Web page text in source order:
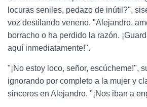
locuras seniles, pedazo de inútil?",
voz destilando veneno. "Alejandro,
borracho o ha perdido la razón.
aquí inmediatamente!".
"¡No estoy loco, señor, escúcheme!",
ignorando por completo a la mujer y
sinceros en Alejandro. "¡Nos iban a